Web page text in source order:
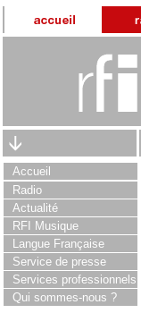
Accueil
Radio
Actualité
RFI Musique
Langue Française
Service de presse
Services professionnels
Qui sommes-nous ?